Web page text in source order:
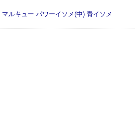
マルキュー パワーイソメ(中) 青イソメ